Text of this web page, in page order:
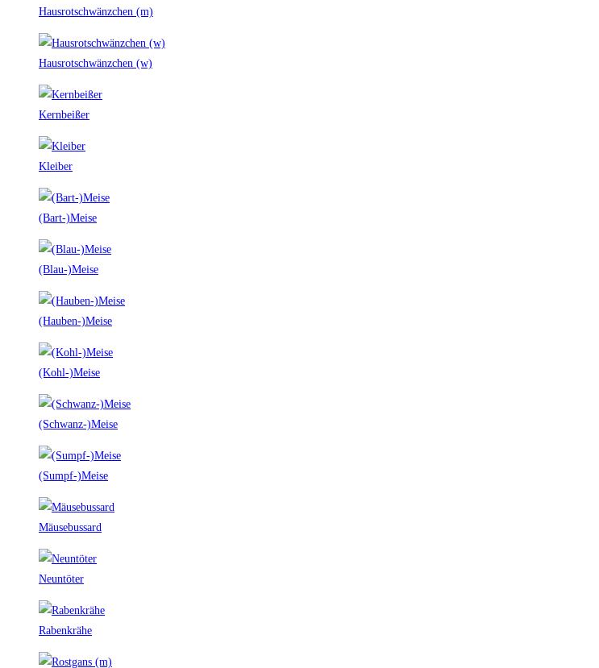
Hausrotschwänzchen (m)
Hausrotschwänzchen (w)
Kernbeißer
Kleiber
(Bart-)Meise
(Blau-)Meise
(Hauben-)Meise
(Kohl-)Meise
(Schwanz-)Meise
(Sumpf-)Meise
Mäusebussard
Neuntöter
Rabenkrähe